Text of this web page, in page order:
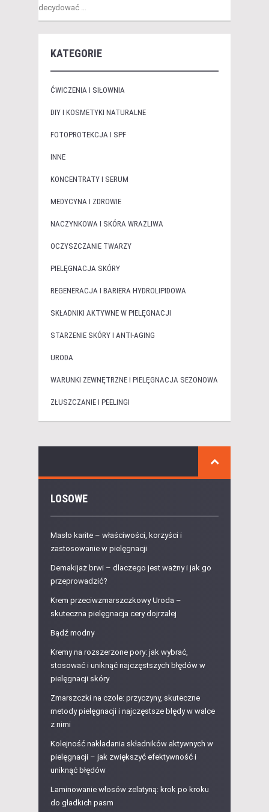
decydować …
KATEGORIE
ĆWICZENIA I SIŁOWNIA
DIY I KOSMETYKI NATURALNE
FOTOPROTEKCJA I SPF
INNE
KONCENTRATY I SERUM
MEDYCYNA I ZDROWIE
NACZYNKOWA I SKÓRA WRAŻLIWA
OCZYSZCZANIE TWARZY
PIELĘGNACJA SKÓRY
REGENERACJA I BARIERA HYDROLIPIDOWA
SKŁADNIKI AKTYWNE W PIELĘGNACJI
STARZENIE SKÓRY I ANTI-AGING
URODA
WARUNKI ZEWNĘTRZNE I PIELĘGNACJA SEZONOWA
ZŁUSZCZANIE I PEELINGI
LOSOWE
Masło karite – właściwości, korzyści i
zastosowanie w pielęgnacji
Demakijaż brwi – dlaczego jest ważny i jak go
przeprowadzić?
Krem przeciwzmarszczkowy Uroda –
skuteczna pielęgnacja cery dojrzałej
Bądź modny
Kremy na rozszerzone pory: jak wybrać,
stosować i uniknąć najczęstszych błędów w
pielęgnacji skóry
Zmarszczki na czole: przyczyny, skuteczne
metody pielęgnacji i najczęstsze błędy w walce
z nimi
Kolejność nakładania składników aktywnych w
pielęgnacji – jak zwiększyć efektywność i
uniknąć błędów
Laminowanie włosów żelatyną: krok po kroku
do gładkich pasm